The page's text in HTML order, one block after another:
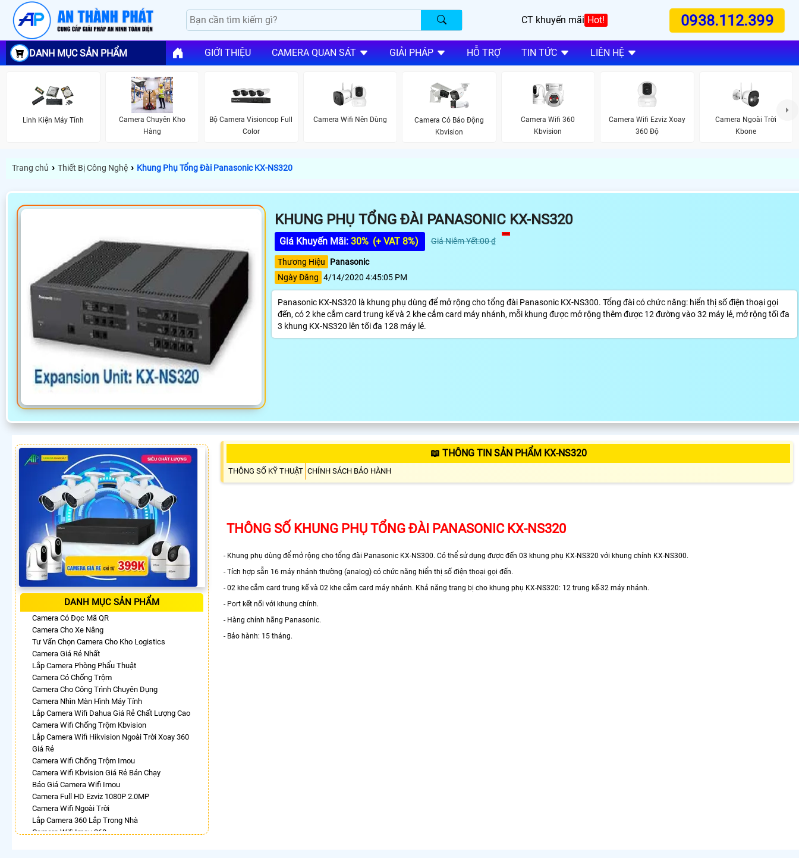
CT khuyến mãi Hot! 0938.112.399
DANH MỤC SẢN PHẨM GIỚI THIỆU CAMERA QUAN SÁT GIẢI PHÁP HỖ TRỢ TIN TỨC LIÊN HỆ
Linh Kiện Máy Tính
Camera Chuyên Kho
Hàng
Bộ Camera Visioncop Full
Color
Camera Wifi Nên Dùng
Camera Có Báo Động
Kbvision
Camera Wifi 360
Kbvision
Camera Wifi Ezviz Xoay
360 Độ
Camera Ngoài Trời
Kbone
Trang chủ › Thiết Bị Công Nghệ › Khung Phụ Tổng Đài Panasonic KX-NS320
KHUNG PHỤ TỔNG ĐÀI PANASONIC KX-NS320
Giá Khuyến Mãi: 30% (+ VAT 8%) Giá Niêm Yết:00 ₫
Thương Hiệu
Panasonic
Ngày Đăng 4/14/2020 4:45:05 PM
Panasonic KX-NS320 là khung phụ dùng để mở rộng cho tổng đài Panasonic KX-NS300. Tổng đài có chức năng: hiển thị số điện thoại gọi
đến, có 2 khe cắm card trung kế và 2 khe cắm card máy nhánh, mỗi khung được mở rộng thêm được 12 đường vào 32 máy lẻ, mở rộng tối đa
3 khung KX-NS320 lên tối đa 128 máy lẻ.
DANH MỤC SẢN PHẨM
Camera Có Đọc Mã QR
Camera Cho Xe Nâng
Tư Vấn Chọn Camera Cho Kho Logistics
Camera Giá Rẻ Nhất
Lắp Camera Phòng Phẩu Thuật
Camera Có Chống Trộm
Camera Cho Công Trình Chuyên Dụng
Camera Nhìn Màn Hình Máy Tính
Lắp Camera Wifi Dahua Giá Rẻ Chất Lượng Cao
Camera Wifi Chống Trộm Kbvision
Lắp Camera Wifi Hikvision Ngoài Trời Xoay 360
Giá Rẻ
Camera Wifi Chống Trộm Imou
Camera Wifi Kbvision Giá Rẻ Bán Chạy
Báo Giá Camera Wifi Imou
Camera Full HD Ezviz 1080P 2.0MP
Camera Wifi Ngoài Trời
Lắp Camera 360 Lắp Trong Nhà
Camera Wifi Imou 360
📖 THÔNG TIN SẢN PHẨM KX-NS320
THÔNG SỐ KỸ THUẬT CHÍNH SÁCH BẢO HÀNH
THÔNG SỐ KHUNG PHỤ TỔNG ĐÀI PANASONIC KX-NS320
- Khung phụ dùng để mở rộng cho tổng đài Panasonic KX-NS300. Có thể sử dụng được đến 03 khung phụ KX-NS320 với khung chính KX-NS300.
- Tích hợp sẵn 16 máy nhánh thường (analog) có chức năng hiển thị số điện thoại gọi đến.
- 02 khe cắm card trung kế và 02 khe cắm card máy nhánh. Khả năng trang bị cho khung phụ KX-NS320: 12 trung kế-32 máy nhánh.
- Port kết nối với khung chính.
- Hàng chính hãng Panasonic.
- Bảo hành: 15 tháng.